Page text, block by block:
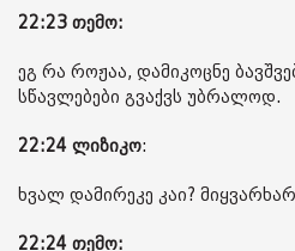
22:23 თემო:
ეგ რა როჟაა, დამიკოცნე
სწავლებები გვაქვს უბრალოდ.
22:24 ლიზიკო:
ხვალ დამირეკე კაი?
22:24 თემო: